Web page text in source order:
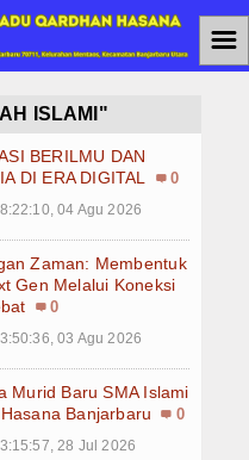
☰
ISLAMI"
BERILMU DAN
DI ERA DIGITAL
0
04 Agu 2026
Zaman: Membentuk
Gen Melalui Koneksi
0
03 Agu 2026
Murid Baru SMA Islami
Banjarbaru
0
28 Jul 2026